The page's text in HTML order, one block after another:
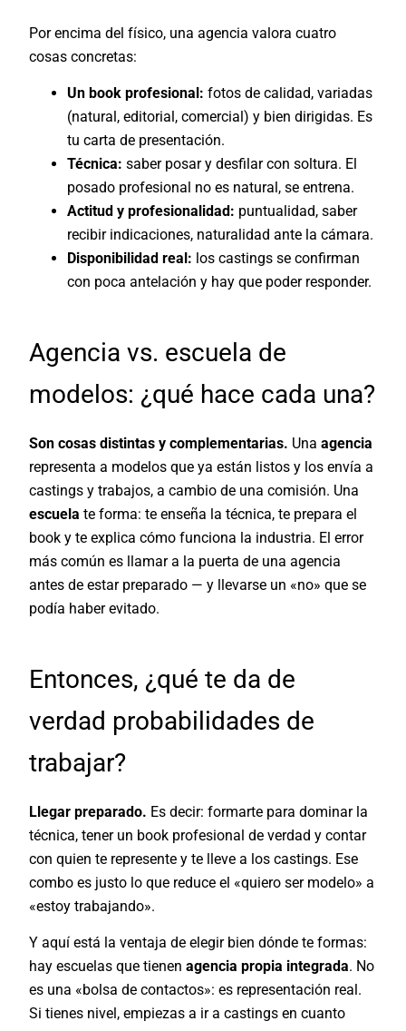
Por encima del físico, una agencia valora cuatro
cosas concretas:
Un book profesional: fotos de calidad, variadas
(natural, editorial, comercial) y bien dirigidas. Es
tu carta de presentación.
Técnica: saber posar y desfilar con soltura. El
posado profesional no es natural, se entrena.
Actitud y profesionalidad: puntualidad, saber
recibir indicaciones, naturalidad ante la cámara.
Disponibilidad real: los castings se confirman
con poca antelación y hay que poder responder.
Agencia vs. escuela de
modelos: ¿qué hace cada una?
Son cosas distintas y complementarias. Unaagencia
representa a modelos que ya están listos y los envía a
castings y trabajos, a cambio de una comisión. Una
escuela te forma: te enseña la técnica, te prepara el
book y te explica cómo funciona la industria. El error
más común es llamar a la puerta de una agencia
antes de estar preparado — y llevarse un «no» que se
podía haber evitado.
Entonces, ¿qué te da de
verdad probabilidades de
trabajar?
Llegar preparado. Es decir: formarte para dominar la
técnica, tener un book profesional de verdad y contar
con quien te represente y te lleve a los castings. Ese
combo es justo lo que reduce el «quiero ser modelo» a
«estoy trabajando».
Y aquí está la ventaja de elegir bien dónde te formas:
hay escuelas que tienenagencia propia integrada. No
es una «bolsa de contactos»: es representación real.
Si tienes nivel, empiezas a ir a castings en cuanto